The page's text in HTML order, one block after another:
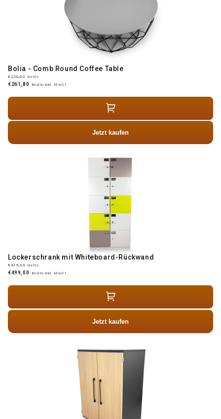
Bolia - Comb Round Coffee Table
€220,00 Netto
€261,80 Brutto inkl. MwSt.
Jetzt kaufen
Lockerschrank mit Whiteboard-Rückwand
€419,33 Netto
€499,00 Brutto inkl. MwSt.
Jetzt kaufen